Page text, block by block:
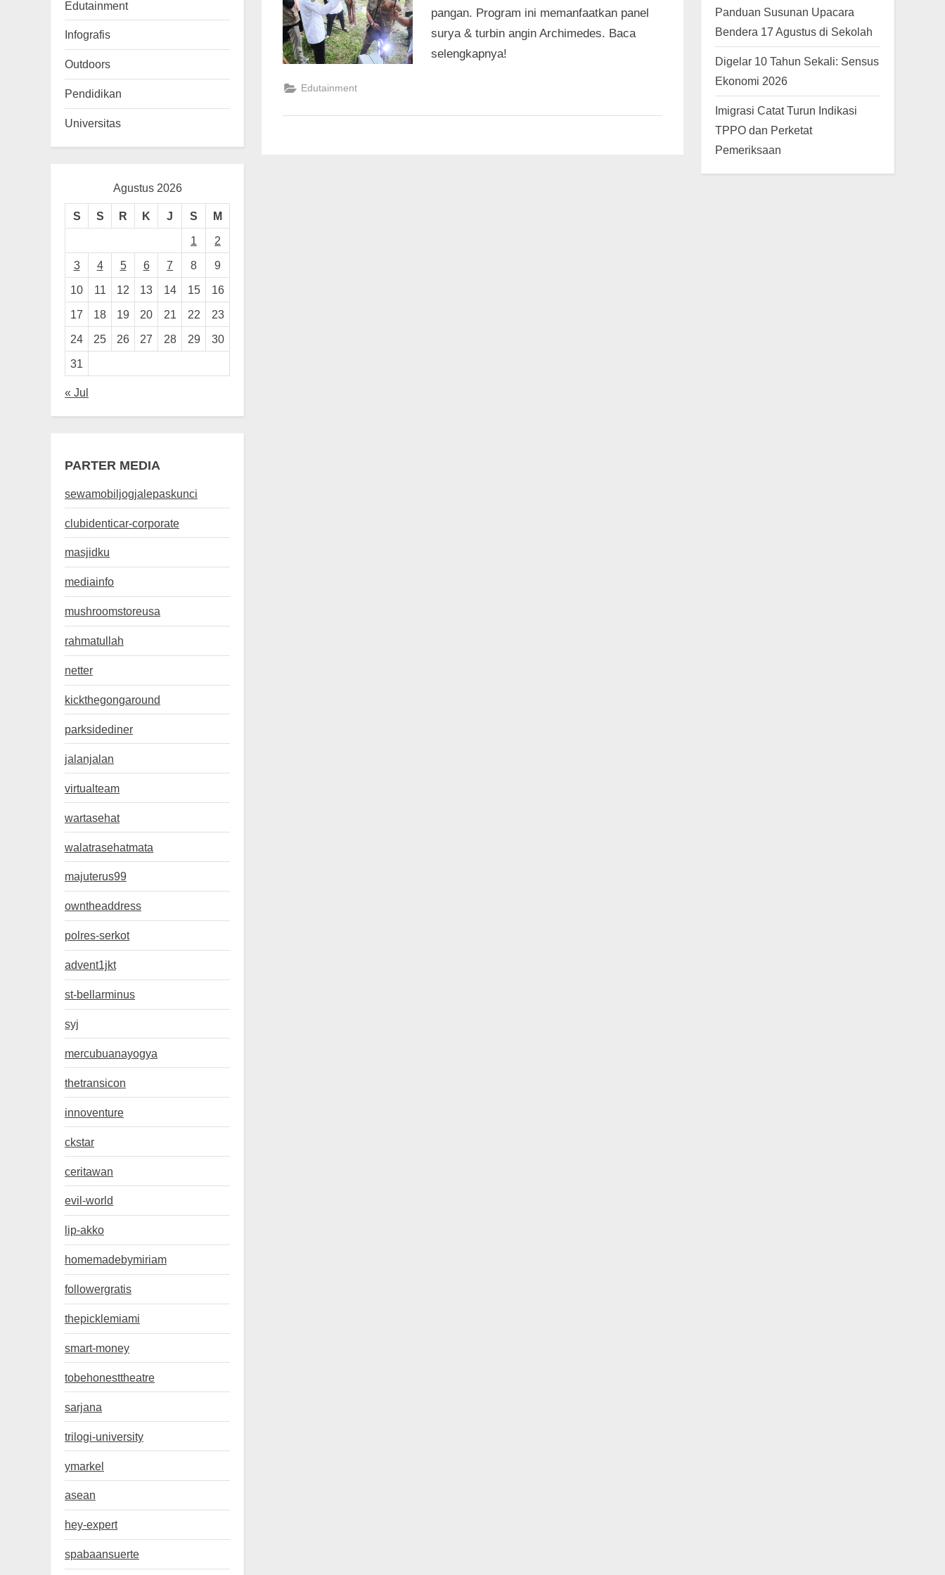
g
pangan. Program ini memanfaatkan panel
surya & turbin angin Archimedes. Baca
selengkapnya!
Edutainment
Edutainment
Infografis
Outdoors
Pendidikan
Universitas
Agustus 2026
S S R K J S
M
1
2
3
4 5 6 7 8
9
10
11 12 13 14 15
16
17
18 19 20 21 22
23
24
25 26 27 28 29
30
31
« Jul
PARTER MEDIA
sewamobiljogjalepaskunci
clubidenticar-corporate
masjidku
mediainfo
mushroomstoreusa
rahmatullah
netter
kickthegongaround
parksidediner
jalanjalan
virtualteam
wartasehat
walatrasehatmata
majuterus99
owntheaddress
polres-serkot
advent1jkt
st-bellarminus
syj
mercubuanayogya
thetransicon
innoventure
ckstar
ceritawan
evil-world
lip-akko
homemadebymiriam
followergratis
thepicklemiami
smart-money
tobehonesttheatre
sarjana
trilogi-university
ymarkel
asean
hey-expert
spabaansuerte
Panduan Susunan Upacara
Bendera 17 Agustus di Sekolah
Digelar 10 Tahun Sekali: Sensus
Ekonomi 2026
Imigrasi Catat Turun Indikasi
TPPO dan Perketat
Pemeriksaan